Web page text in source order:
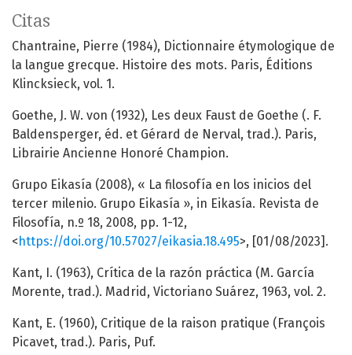
Citas
Chantraine, Pierre (1984), Dictionnaire étymologique de
la langue grecque. Histoire des mots. Paris, Éditions
Klincksieck, vol. 1.
Goethe, J. W. von (1932), Les deux Faust de Goethe (. F.
Baldensperger, éd. et Gérard de Nerval, trad.). Paris,
Librairie Ancienne Honoré Champion.
Grupo Eikasía (2008), « La filosofía en los inicios del
tercer milenio. Grupo Eikasía », in Eikasía. Revista de
Filosofía, n.º 18, 2008, pp. 1-12,
<https://doi.org/10.57027/eikasia.18.495>, [01/08/2023].
Kant, I. (1963), Crítica de la razón práctica (M. García
Morente, trad.). Madrid, Victoriano Suárez, 1963, vol. 2.
Kant, E. (1960), Critique de la raison pratique (François
Picavet, trad.). Paris, Puf.